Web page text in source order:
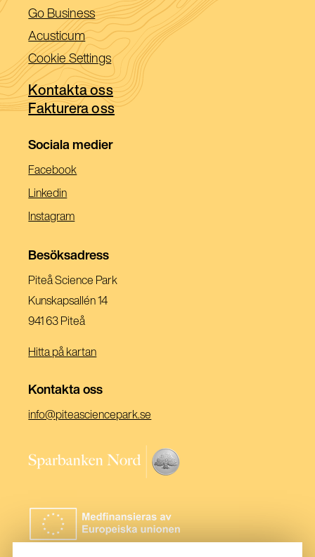
i
ett
nytt
fönster)
Go Business(Öppnas
i
ett
nytt
fönster)
Acusticum(Öppnas
i
ett
nytt
fönster)
Cookie Settings
Kontakta oss
Fakturera oss
Sociala medier
Facebook(Öppnas
Linkedin(Öppnas
Nytt
Instagram(Öppnas
Ett
Besöksadress
Piteå Science Park
Kunskapsallén 14
941 63 Piteå
Hitta på kartan
Kontakta oss
info@piteasciencepark.se
ett
nytt
(Öppnas
nytt
fönster)